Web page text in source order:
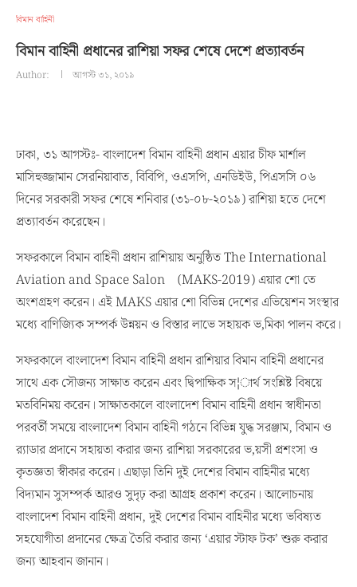
বিমান বাহিনী
বিমান বাহিনী প্রধানের রাশিয়া সফর শেষে দেশে প্রত্যাবর্তন
Author: আগস্ট ৩১, ২০১৯
ঢাকা, ৩১ আগস্টঃ- বাংলাদেশ বিমান বাহিনী প্রধান এয়ার চীফ মার্শাল
মাসিহুজ্জামান সেরনিয়াবাত, বিবিপি, ওএসপি, এনডিইউ, পিএসসি ০৬
দিনের সরকারী সফর শেষে শনিবার (৩১-০৮-২০১৯) রাশিয়া হতে দেশে
প্রত্যাবর্তন করেছেন।
সফরকালে বিমান বাহিনী প্রধান রাশিয়ায় অনুষ্ঠিত The International
Aviation and Space Salon (MAKS-2019) এয়ার শো তে
অংশগ্রহণ করেন। এই MAKS এয়ার শো বিভিন্ন দেশের এভিয়েশন সংস্থার
মধ্যে বাণিজ্যিক সম্পর্ক উন্নয়ন ও বিস্তার লাভে সহায়ক ভ‚মিকা পালন করে।
সফরকালে বাংলাদেশ বিমান বাহিনী প্রধান রাশিয়ার বিমান বাহিনী প্রধানের
সাথে এক সৌজন্য সাক্ষাত করেন এবং দ্বিপাক্ষিক স¦ার্থ সংশ্লিষ্ট বিষয়ে
মতবিনিময় করেন। সাক্ষাতকালে বাংলাদেশ বিমান বাহিনী প্রধান স্বাধীনতা
পরবর্তী সময়ে বাংলাদেশ বিমান বাহিনী গঠনে বিভিন্ন যুদ্ধ সরঞ্জাম, বিমান ও
র‌্যাডার প্রদানে সহায়তা করার জন্য রাশিয়া সরকারের ভ‚য়সী প্রশংসা ও
কৃতজ্ঞতা স্বীকার করেন। এছাড়া তিনি দুই দেশের বিমান বাহিনীর মধ্যে
বিদ্যমান সুসম্পর্ক আরও সুদৃঢ় করা আগ্রহ প্রকাশ করেন। আলোচনায়
বাংলাদেশ বিমান বাহিনী প্রধান, দুই দেশের বিমান বাহিনীর মধ্যে ভবিষ্যত
সহযোগীতা প্রদানের ক্ষেত্র তৈরি করার জন্য ‘এয়ার স্টাফ টক’ শুরু করার
জন্য আহবান জানান।